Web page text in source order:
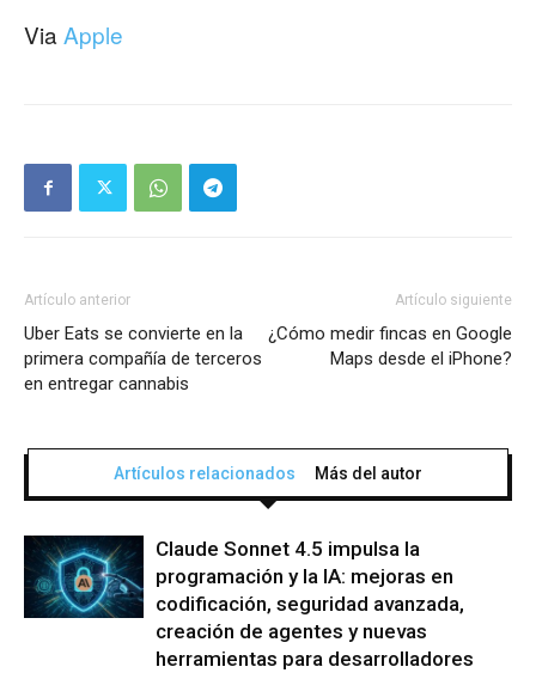
Via Apple
Artículo anterior
Uber Eats se convierte en la
primera compañía de terceros
en entregar cannabis
Artículo siguiente
¿Cómo medir fincas en Google
Maps desde el iPhone?
Artículos relacionados Más del autor
Claude Sonnet 4.5 impulsa la
programación y la IA: mejoras en
codificación, seguridad avanzada,
creación de agentes y nuevas
herramientas para desarrolladores